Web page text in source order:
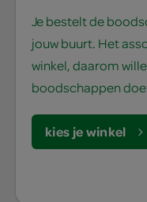
Je bestelt de
jouw buurt. Het
winkel, daarom
boodschappen
kies je winkel